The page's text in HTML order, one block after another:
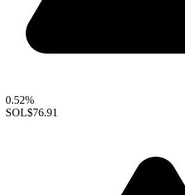
0.52%
SOL$76.91